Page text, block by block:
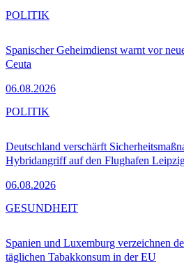
Spanischer Geheimdienst warnt vor
Ceuta
06.08.2026
POLITIK
Deutschland verschärft
Hybridangriff auf den Flughafen
06.08.2026
POLITIK
Spanien und Luxemburg verzeichnen
täglichen Tabakkonsum in der EU
GESUNDHEIT